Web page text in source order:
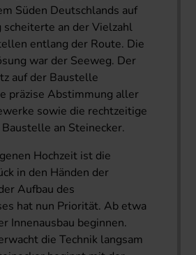
Süden Deutschlands auf
scheiterte an der Vielzahl
entlang der Route. Die
war der Seeweg. Der
auf der Baustelle
präzise Abstimmung aller
sowie die rechtzeitige
an Steinecker.
Hochzeit ist die
in den Händen der
Aufbau des
hat nun Priorität. Ab etwa
Innenausbau beginnen.
die Technik langsam